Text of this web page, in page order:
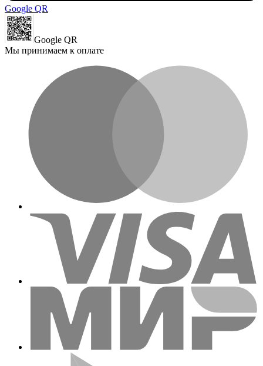
Google QR
Google QR
Мы принимаем к оплате